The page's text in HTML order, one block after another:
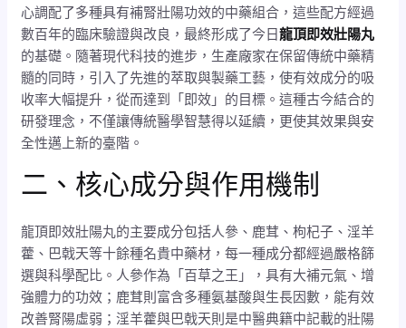
心調配了多種具有補腎壯陽功效的中藥組合，這些配方經過
數百年的臨床驗證與改良，最終形成了今日龍頂即效壯陽丸
的基礎。隨著現代科技的進步，生產廠家在保留傳統中藥精
髓的同時，引入了先進的萃取與製藥工藝，使有效成分的吸
收率大幅提升，從而達到「即效」的目標。這種古今結合的
研發理念，不僅讓傳統醫學智慧得以延續，更使其效果與安
全性邁上新的臺階。
二、核心成分與作用機制
龍頂即效壯陽丸的主要成分包括人參、鹿茸、枸杞子、淫羊
藿、巴戟天等十餘種名貴中藥材，每一種成分都經過嚴格篩
選與科學配比。人參作為「百草之王」，具有大補元氣、增
強體力的功效；鹿茸則富含多種氨基酸與生長因數，能有效
改善腎陽虛弱；淫羊藿與巴戟天則是中醫典籍中記載的壯陽